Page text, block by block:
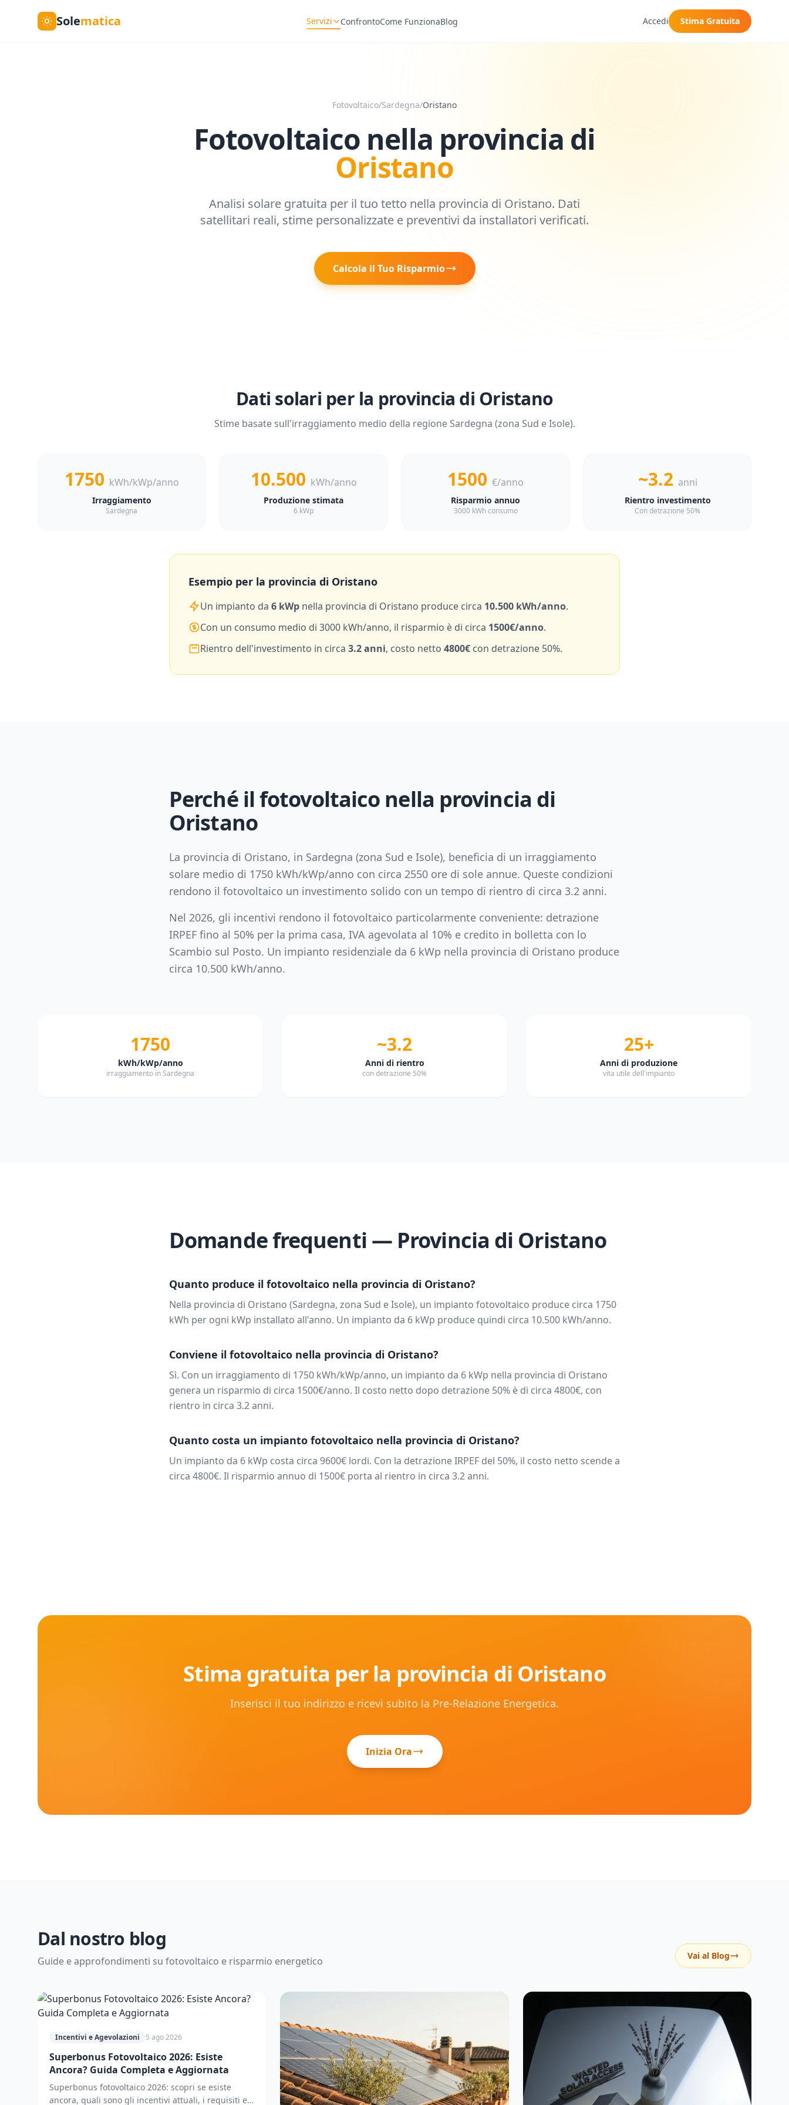
Solematica Servizi ConfrontoCome FunzionaBlog Accedi Stima Gratuita
Fotovoltaico/Sardegna/Oristano
Fotovoltaico nella provincia di
Oristano
Analisi solare gratuita per il tuo tetto nella provincia di Oristano. Dati
satellitari reali, stime personalizzate e preventivi da installatori verificati.
Calcola il Tuo Risparmio
Dati solari per la provincia di Oristano
Stime basate sull'irraggiamento medio della regione Sardegna (zona Sud e Isole).
1750 kWh/kWp/anno
Irraggiamento
Sardegna
10.500 kWh/anno
Produzione stimata
6 kWp
1500 €/anno
Risparmio annuo
3000 kWh consumo
~3.2 anni
Rientro investimento
Con detrazione 50%
Esempio per la provincia di Oristano
Un impianto da 6 kWp nella provincia di Oristano produce circa 10.500 kWh/anno.
Con un consumo medio di 3000 kWh/anno, il risparmio è di circa 1500€/anno.
Rientro dell'investimento in circa 3.2anni, costo netto 4800€ con detrazione 50%.
Perché il fotovoltaico nella provincia di
Oristano
La provincia di Oristano, in Sardegna (zona Sud e Isole), beneficia di un irraggiamento
solare medio di 1750 kWh/kWp/anno con circa 2550 ore di sole annue. Queste condizioni
rendono il fotovoltaico un investimento solido con un tempo di rientro di circa 3.2 anni.
Nel 2026, gli incentivi rendono il fotovoltaico particolarmente conveniente: detrazione
IRPEF fino al 50% per la prima casa, IVA agevolata al 10% e credito in bolletta con lo
Scambio sul Posto. Un impianto residenziale da 6 kWp nella provincia di Oristano produce
circa 10.500 kWh/anno.
1750
kWh/kWp/anno
irraggiamento in Sardegna
~3.2
Anni di rientro
con detrazione 50%
25+
Anni di produzione
vita utile dell'impianto
Domande frequenti — Provincia di Oristano
Quanto produce il fotovoltaico nella provincia di Oristano?
Nella provincia di Oristano (Sardegna, zona Sud e Isole), un impianto fotovoltaico produce circa 1750
kWh per ogni kWp installato all'anno. Un impianto da 6 kWp produce quindi circa 10.500 kWh/anno.
Conviene il fotovoltaico nella provincia di Oristano?
Sì. Con un irraggiamento di 1750 kWh/kWp/anno, un impianto da 6 kWp nella provincia di Oristano
genera un risparmio di circa 1500€/anno. Il costo netto dopo detrazione 50% è di circa 4800€, con
rientro in circa 3.2anni.
Quanto costa un impianto fotovoltaico nella provincia di Oristano?
Un impianto da 6 kWp costa circa 9600€ lordi. Con la detrazione IRPEF del 50%, il costo netto scende a
circa 4800€. Il risparmio annuo di 1500€ porta al rientro in circa 3.2anni.
Stima gratuita per la provincia di Oristano
Inserisci il tuo indirizzo e ricevi subito la Pre-Relazione Energetica.
Inizia Ora
Dal nostro blog
Guide e approfondimenti su fotovoltaico e risparmio energetico Vai al Blog
Incentivi e Agevolazioni 5 ago 2026
Superbonus Fotovoltaico 2026: Esiste
Ancora? Guida Completa e Aggiornata
Superbonus fotovoltaico 2026: scopri se esiste
ancora, quali sono gli incentivi attuali, i requisiti e